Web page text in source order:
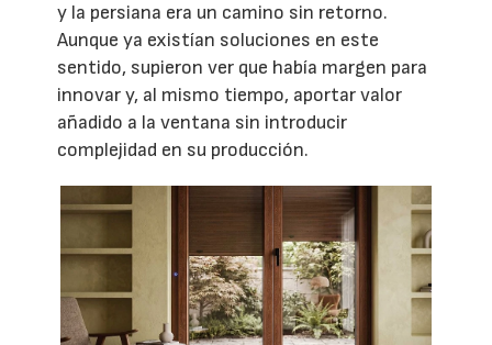
y la persiana era un camino sin retorno.
Aunque ya existían soluciones en este
sentido, supieron ver que había margen para
innovar y, al mismo tiempo, aportar valor
añadido a la ventana sin introducir
complejidad en su producción.